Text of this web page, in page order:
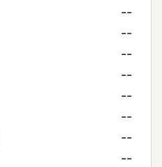
--
--
--
--
--
--
--
--